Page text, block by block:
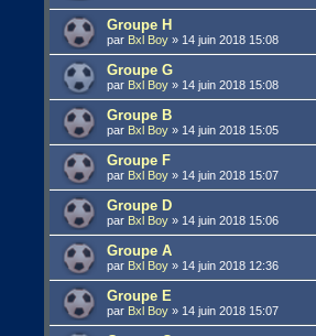
Groupe H
par Bxl Boy » 14 juin 2018 15:08
Groupe G
par Bxl Boy » 14 juin 2018 15:08
Groupe B
par Bxl Boy » 14 juin 2018 15:05
Groupe F
par Bxl Boy » 14 juin 2018 15:07
Groupe D
par Bxl Boy » 14 juin 2018 15:06
Groupe A
par Bxl Boy » 14 juin 2018 12:36
Groupe E
par Bxl Boy » 14 juin 2018 15:07